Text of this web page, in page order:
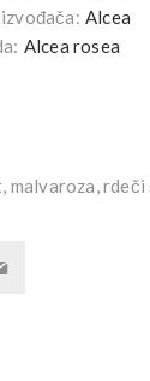
Alcea
Alcea rosea
malvaroza,